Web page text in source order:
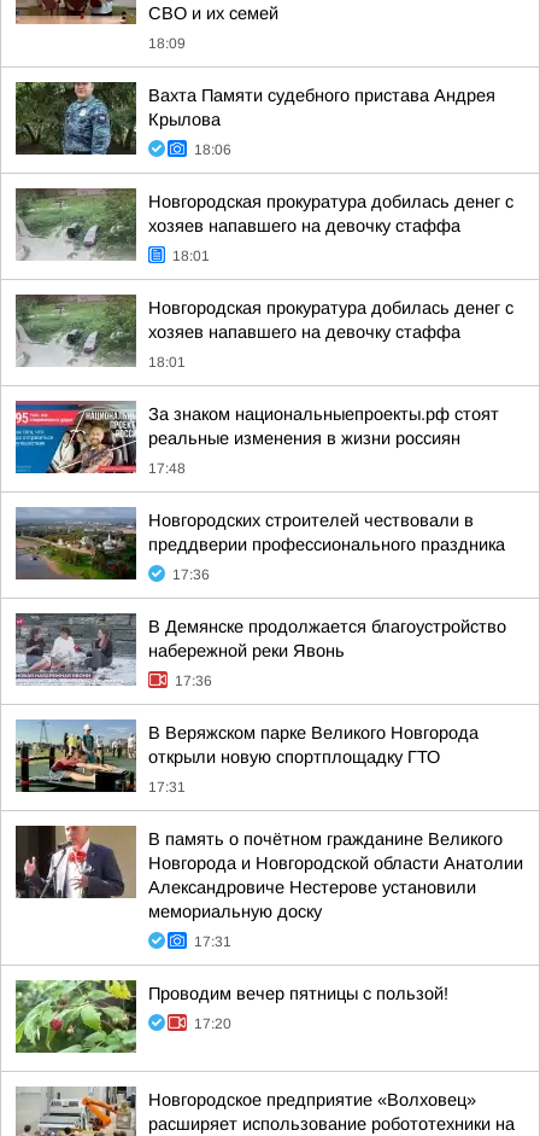
СВО и их семей
18:09
Вахта Памяти судебного пристава Андрея
Крылова
18:06
Новгородская прокуратура добилась денег с
хозяев напавшего на девочку стаффа
18:01
Новгородская прокуратура добилась денег с
хозяев напавшего на девочку стаффа
18:01
За знаком национальныепроекты.рф стоят
реальные изменения в жизни россиян
17:48
Новгородских строителей чествовали в
преддверии профессионального праздника
17:36
В Демянске продолжается благоустройство
набережной реки Явонь
17:36
В Веряжском парке Великого Новгорода
открыли новую спортплощадку ГТО
17:31
В память о почётном гражданине Великого
Новгорода и Новгородской области Анатолии
Александровиче Нестерове установили
мемориальную доску
17:31
Проводим вечер пятницы с пользой!
17:20
Новгородское предприятие «Волховец»
расширяет использование робототехники на